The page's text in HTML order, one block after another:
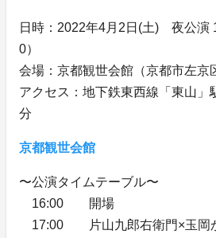
日時：2022年4月2日(土) 夜公演
0）
会場：京都観世会館（京都市左京
アクセス：地下鉄東西線「東山
分
京都観世会館
〜公演タイムテーブル〜
16:00 開場
17:00 片山九郎右衛門×玉岡